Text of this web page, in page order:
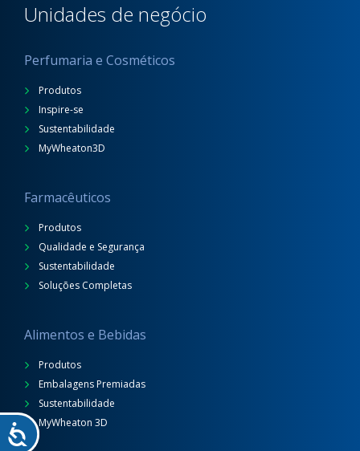
Unidades de negócio
Perfumaria e Cosméticos
Produtos
Inspire-se
Sustentabilidade
MyWheaton3D
Farmacêuticos
Produtos
Qualidade e Segurança
Sustentabilidade
Soluções Completas
Alimentos e Bebidas
Produtos
Embalagens Premiadas
Sustentabilidade
MyWheaton 3D